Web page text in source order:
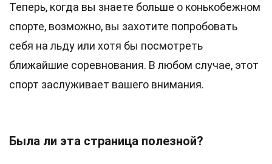
Теперь, когда вы знаете больше о конькобежном
спорте, возможно, вы захотите попробовать
себя на льду или хотя бы посмотреть
ближайшие соревнования. В любом случае, этот
спорт заслуживает вашего внимания.
Была ли эта страница полезной?